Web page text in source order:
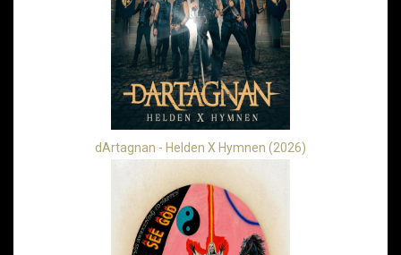
dArtagnan - Helden X Hymnen (2026)